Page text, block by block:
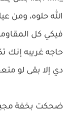
الله حلوه، ومن
فيكي كل
حاجه غريبه إنك
دي إلا بقى لو
ضحكت بخفة